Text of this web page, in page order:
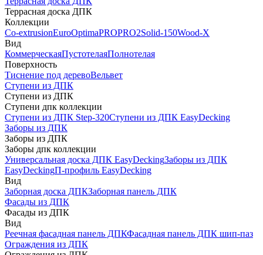
Террасная доска ДПК
Коллекции
Co-extrusionEuroOptimaPROPRO2Solid-150Wood-X
Вид
КоммерческаяПустотелаяПолнотелая
Поверхность
Тиснение под деревоВельвет
Ступени из ДПК
Ступени из ДПК
Ступени дпк коллекции
Ступени из ДПК Step-320Ступени из ДПК EasyDecking
Заборы из ДПК
Заборы из ДПК
Заборы дпк коллекции
Универсальная доска ДПК EasyDeckingЗаборы из ДПК
EasyDeckingП-профиль EasyDecking
Вид
Заборная доска ДПКЗаборная панель ДПК
Фасады из ДПК
Фасады из ДПК
Вид
Реечная фасадная панель ДПКФасадная панель ДПК шип-паз
Ограждения из ДПК